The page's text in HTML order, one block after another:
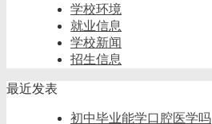
学校环境
就业信息
学校新闻
招生信息
最近发表
初中毕业能学口腔医学吗